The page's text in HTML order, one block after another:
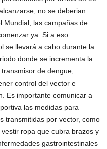
no se deberian
Mundial, las campañas de
ya. Si a eso
se llevará a cabo durante la
donde se incrementa la
de dengue,
control del vector e
Es importante comunicar a
las medidas para
transmitidas por vector, como
ropa que cubra brazos y
gastrointestinales